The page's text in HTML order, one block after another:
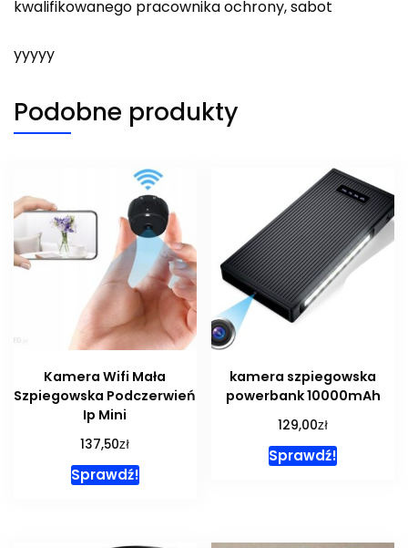
kwalifikowanego pracownika ochrony, sabot
yyyyy
Podobne produkty
Kamera Wifi Mała
Szpiegowska Podczerwień
Ip Mini
137,50zł
Sprawdź!
kamera szpiegowska
powerbank 10000mAh
129,00zł
Sprawdź!